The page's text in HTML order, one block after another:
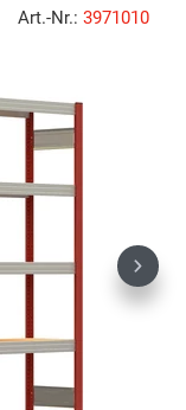
Art.-Nr.: 3971010
Next